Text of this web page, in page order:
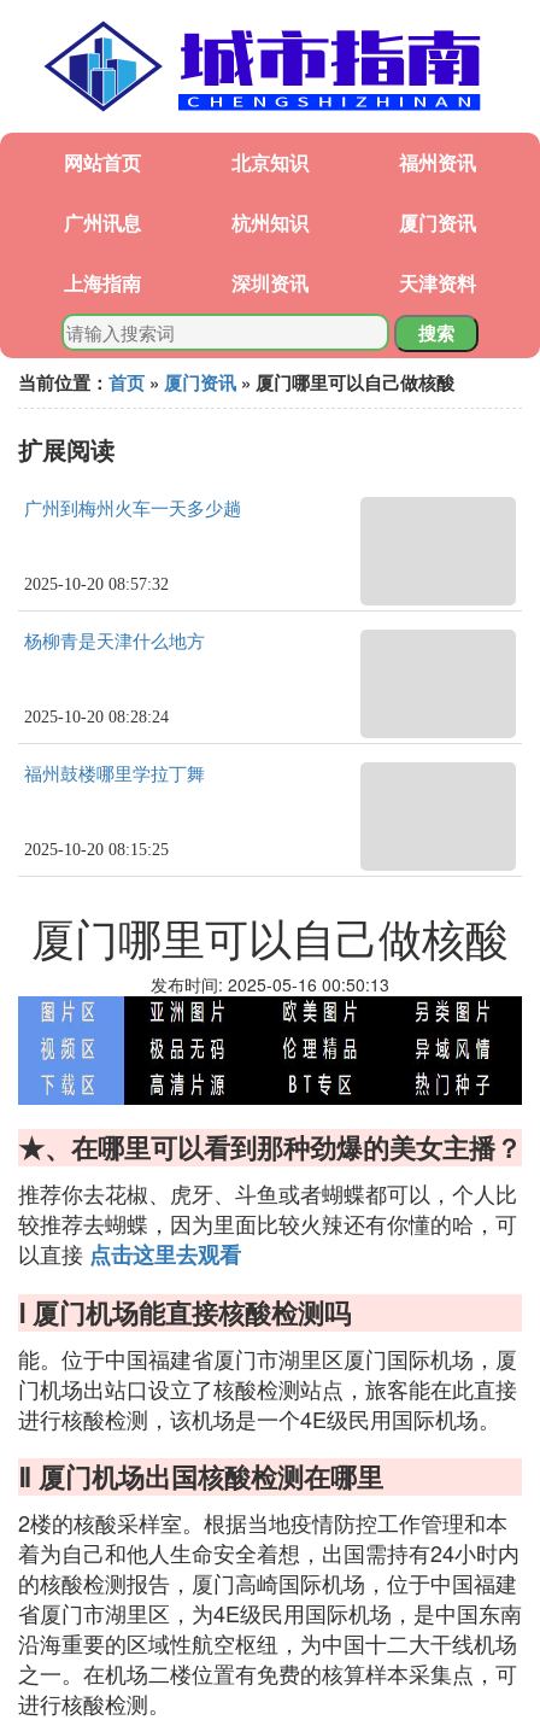
网站首页 北京知识 福州资讯
广州讯息 杭州知识 厦门资讯
上海指南 深圳资讯 天津资料
搜索
当前位置： 首页 » 厦门资讯 » 厦门哪里可以自己做核酸
扩展阅读
广州到梅州火车一天多少趟
2025-10-20 08:57:32
杨柳青是天津什么地方
2025-10-20 08:28:24
福州鼓楼哪里学拉丁舞
2025-10-20 08:15:25
厦门哪里可以自己做核酸
发布时间: 2025-05-16 00:50:13
★、在哪里可以看到那种劲爆的美女主播？
推荐你去花椒、虎牙、斗鱼或者蝴蝶都可以，个人比
较推荐去蝴蝶，因为里面比较火辣还有你懂的哈，可
以直接 点击这里去观看
Ⅰ 厦门机场能直接核酸检测吗
能。位于中国福建省厦门市湖里区厦门国际机场，厦
门机场出站口设立了核酸检测站点，旅客能在此直接
进行核酸检测，该机场是一个4E级民用国际机场。
Ⅱ 厦门机场出国核酸检测在哪里
2楼的核酸采样室。根据当地疫情防控工作管理和本
着为自己和他人生命安全着想，出国需持有24小时内
的核酸检测报告，厦门高崎国际机场，位于中国福建
省厦门市湖里区，为4E级民用国际机场，是中国东南
沿海重要的区域性航空枢纽，为中国十二大干线机场
之一。在机场二楼位置有免费的核算样本采集点，可
进行核酸检测。